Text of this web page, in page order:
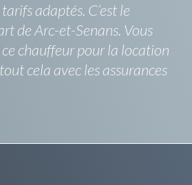
adaptés. C’est le
de Arc-et-Senans. Vous
chauffeur pour la location
cela avec les assurances